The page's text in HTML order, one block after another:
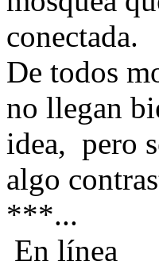
conectada.
De todos
no llegan
idea, pero
algo
***...
En línea